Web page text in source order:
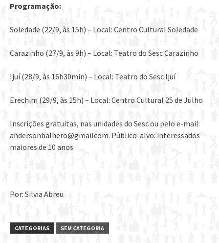
Programação:
Soledade (22/9, às 15h) – Local: Centro Cultural Soledade
Carazinho (27/9, às 9h) – Local: Teatro do Sesc Carazinho
Ijuí (28/9, às 16h30min) – Local: Teatro do Sesc Ijuí
Erechim (29/9, às 15h) – Local: Centro Cultural 25 de Julho
Inscrições gratuitas, nas unidades do Sesc ou pelo e-mail:
andersonbalhero@gmailcom. Público-alvo: interessados
maiores de 10 anos.
Por: Silvia Abreu
CATEGORIAS SEM CATEGORIA